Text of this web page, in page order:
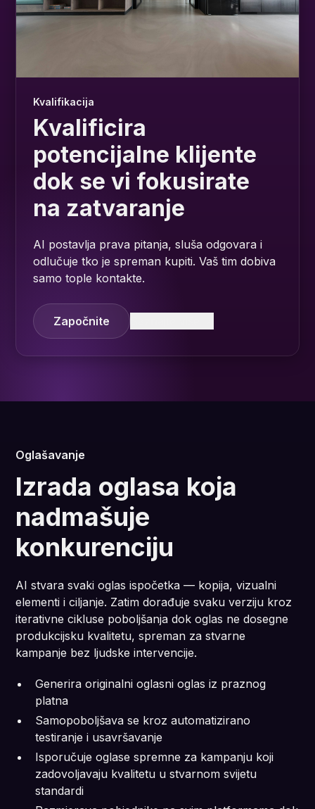
Kvalifikacija
Kvalificira
potencijalne klijente
dok se vi fokusirate
na zatvaranje
AI postavlja prava pitanja, sluša odgovara i
odlučuje tko je spreman kupiti. Vaš tim dobiva
samo tople kontakte.
Započnite
Oglašavanje
Izrada oglasa koja
nadmašuje
konkurenciju
AI stvara svaki oglas ispočetka — kopija, vizualni
elementi i ciljanje. Zatim dorađuje svaku verziju kroz
iterativne cikluse poboljšanja dok oglas ne dosegne
produkcijsku kvalitetu, spreman za stvarne
kampanje bez ljudske intervencije.
Generira originalni oglasni oglas iz praznog
platna
Samopoboljšava se kroz automatizirano
testiranje i usavršavanje
Isporučuje oglase spremne za kampanju koji
zadovoljavaju kvalitetu u stvarnom svijetu
standardi